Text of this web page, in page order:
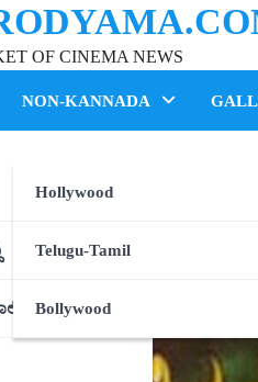
OF CINEMA NEWS
NON-KANNADA
Hollywood
Telugu-Tamil
Bollywood
ಮಾನವ